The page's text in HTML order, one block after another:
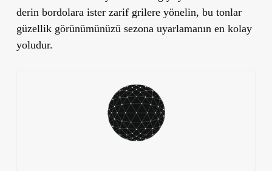
derin bordolara ister zarif grilere yönelin, bu tonlar
güzellik görünümünüzü sezona uyarlamanın en kolay
yoludur.